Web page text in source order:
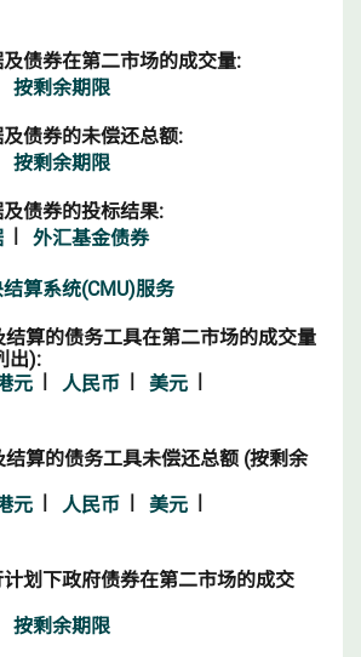
债券在第二市场的成交量:
按剩余期限
债券的未偿还总额:
按剩余期限
债券的投标结果:
| 外汇基金债券
算系统(CMU)服务
结算的债务工具在第二市场的成交量
出):
元 | 人民币 | 美元 |
结算的债务工具未偿还总额 (按剩余
元 | 人民币 | 美元 |
划下政府债券在第二市场的成交
按剩余期限